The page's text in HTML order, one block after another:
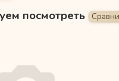
посмотреть